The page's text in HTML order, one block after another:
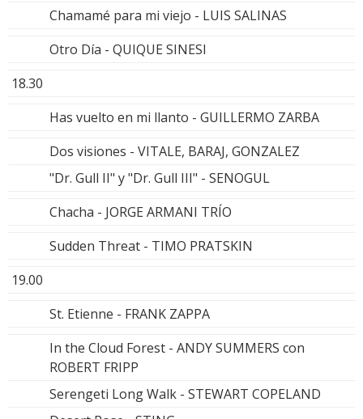
Chamamé para mi viejo - LUIS SALINAS
Otro Día - QUIQUE SINESI
18.30
Has vuelto en mi llanto - GUILLERMO ZARBA
Dos visiones - VITALE, BARAJ, GONZALEZ
"Dr. Gull II" y "Dr. Gull III" - SENOGUL
Chacha - JORGE ARMANI TRÍO
Sudden Threat - TIMO PRATSKIN
19.00
St. Etienne - FRANK ZAPPA
In the Cloud Forest - ANDY SUMMERS con
ROBERT FRIPP
Serengeti Long Walk - STEWART COPELAND